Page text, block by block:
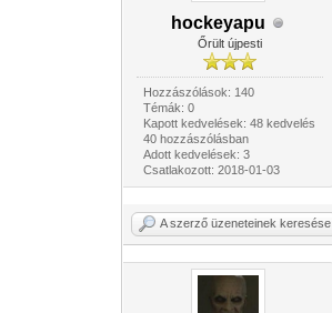
hockeyapu
Őrült újpesti
Hozzászólások: 140
Témák: 0
Kapott kedvelések: 48 kedvelés
40 hozzászólásban
Adott kedvelések: 3
Csatlakozott: 2018-01-03
A szerző üzeneteinek keresése